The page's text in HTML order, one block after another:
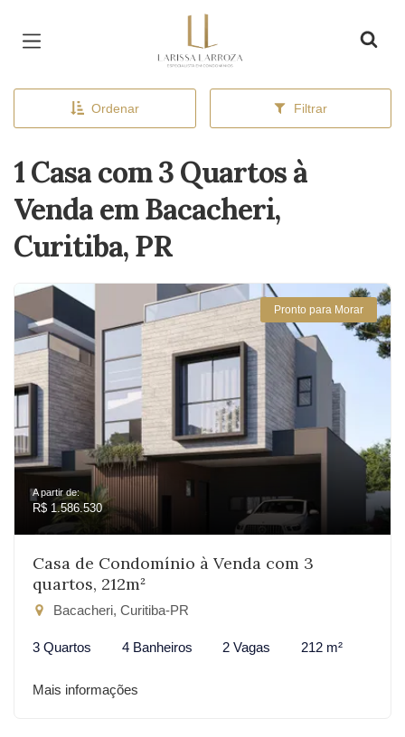
Ordenar Filtrar
1 Casa com 3 Quartos à
Venda em Bacacheri,
Curitiba, PR
Pronto para Morar
A partir de:
R$ 1.586.530
Casa de Condomínio à Venda com 3
quartos, 212m²
Bacacheri, Curitiba-PR
3 Quartos 4 Banheiros 2 Vagas 212 m²
Mais informações